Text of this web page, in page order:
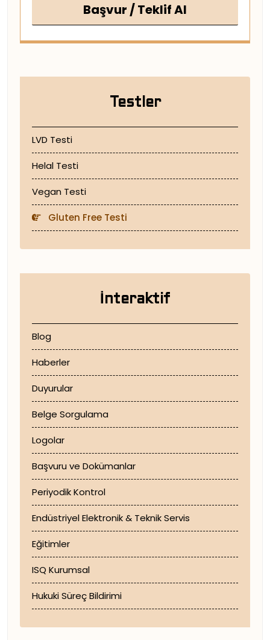
Başvur / Teklif Al
Testler
LVD Testi
Helal Testi
Vegan Testi
Gluten Free Testi
İnteraktif
Blog
Haberler
Duyurular
Belge Sorgulama
Logolar
Başvuru ve Dokümanlar
Periyodik Kontrol
Endüstriyel Elektronik & Teknik Servis
Eğitimler
ISQ Kurumsal
Hukuki Süreç Bildirimi